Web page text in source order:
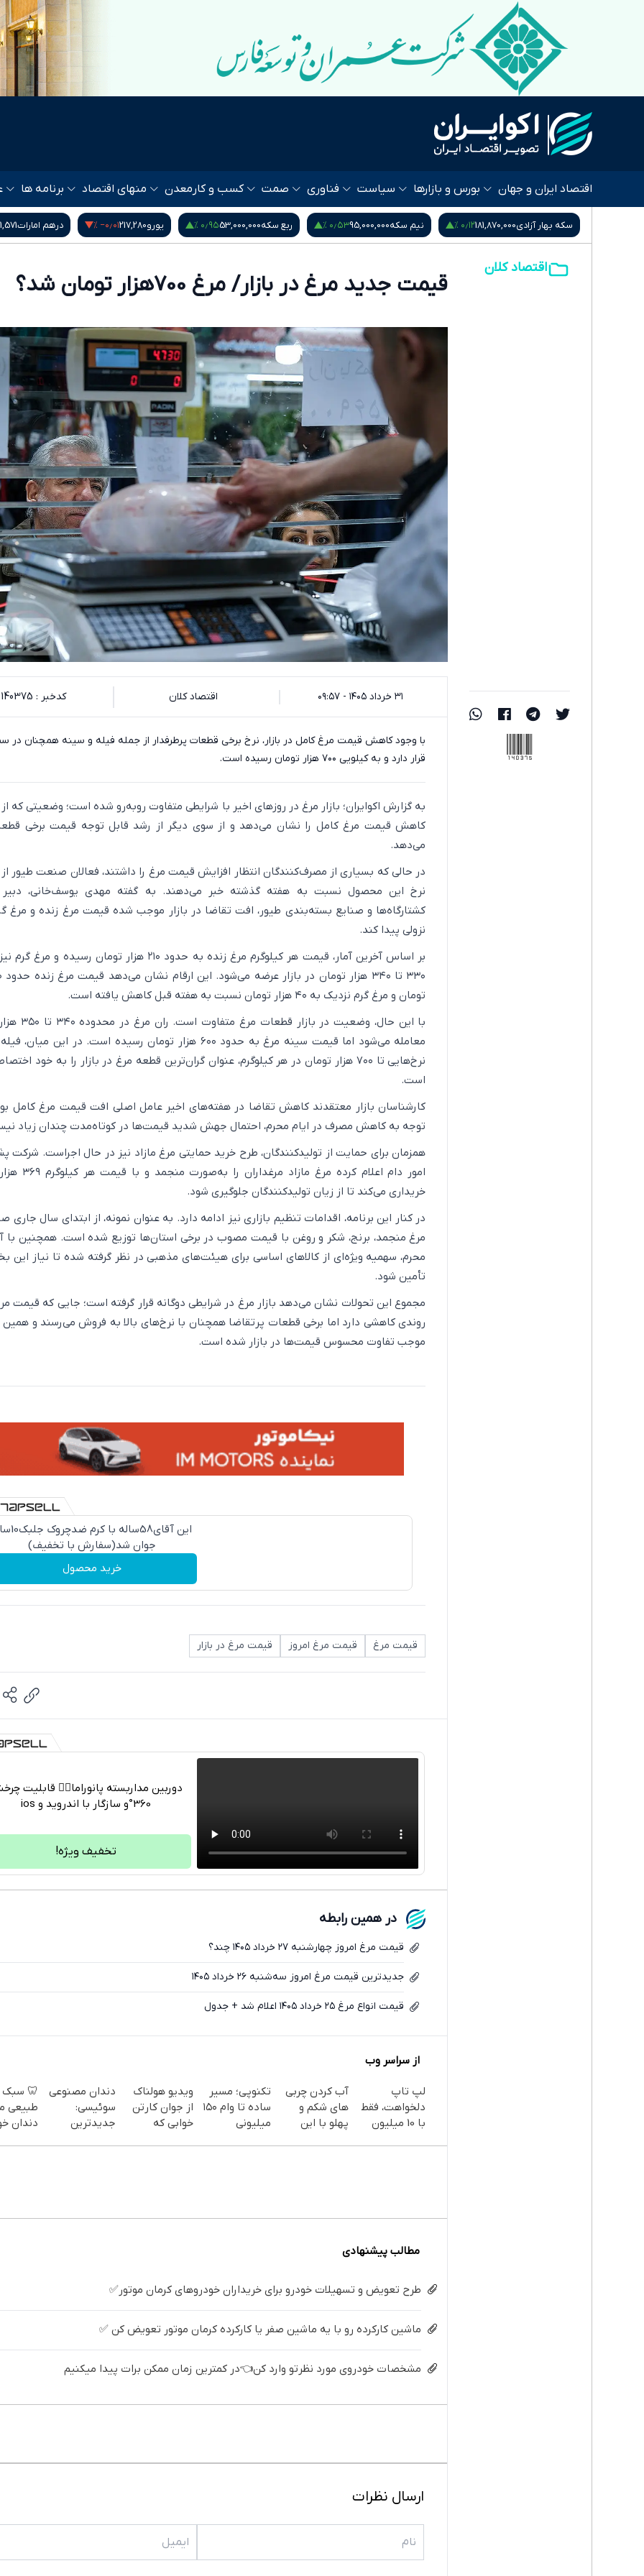
اقتصاد ایران و جهان بورس و بازارها سیاست فناوری صمت کسب و کار معدن منهای اقتصاد برنامه ها
نیم سکه95,000,000۰٫۵۳ % ربع سکه53,000,000۰٫۹۵ % 217,280‎−۰٫۰۱ % درهم امارات51,571۱٫۱۴ % بیت کوین64,528‎−۰٫۶۰ %
اقتصاد کلان
قیمت جدید مرغ در بازار/ مرغ 700هزار تومان شد؟
۳۱ خرداد ۱۴۰۵ - ۰۹:۵۷ اقتصاد کلان کدخبر : 140375
با وجود کاهش قیمت مرغ کامل در بازار، نرخ برخی قطعات پرطرفدار از جمله فیله و سینه همچنان در
قرار دارد و به کیلویی ۷۰۰ هزار تومان رسیده است.
به گزارش اکوایران؛ بازار مرغ در روزهای اخیر با شرایطی متفاوت روبه‌رو شده است؛ وضعیتی که
کاهش قیمت مرغ کامل را نشان می‌دهد و از سوی دیگر از رشد قابل توجه قیمت برخی
می‌دهد.
در حالی که بسیاری از مصرف‌کنندگان انتظار افزایش قیمت مرغ را داشتند، فعالان صنعت طیور
نرخ این محصول نسبت به هفته گذشته خبر می‌دهند. به گفته مهدی یوسف‌خانی، دبیر
کشتارگاه‌ها و صنایع بسته‌بندی طیور، افت تقاضا در بازار موجب شده قیمت مرغ زنده و مرغ
نزولی پیدا کند.
بر اساس آخرین آمار، قیمت هر کیلوگرم مرغ زنده به حدود ۲۱۰ هزار تومان رسیده
تومان و مرغ گرم نزدیک به ۴۰ هزار تومان نسبت به هفته قبل کاهش یافته است.
با این حال، وضعیت در
معامله می‌شود اما قیمت سینه مرغ به حدود ۶۰۰ هزار تومان رسیده است. در این
نرخ‌هایی تا ۷۰۰ هزار تومان در هر کیلوگرم، عنوان گران‌ترین قطعه مرغ در بازار را به خود
است.
کارشناسان بازار معتقدند کاهش تقاضا در هفته‌های اخیر عامل اصلی افت قیمت مرغ کامل
توجه به کاهش مصرف در ایام محرم، احتمال جهش شدید قیمت‌ها در کوتاه‌مدت چندان زیاد
همزمان برای حمایت از تولیدکنندگان، طرح خرید حمایتی مرغ مازاد نیز در حال اجراست. شرکت
امور دام اعلام کرده مرغ
خریداری می‌کند تا از زیان تولیدکنندگان جلوگیری شود.
در کنار این برنامه، اقدامات تنظیم بازاری نیز ادامه دارد. به عنوان نمونه، از ابتدای سال جاری
مرغ منجمد، برنج، شکر و روغن با قیمت مصوب در برخی استان‌ها توزیع شده است. همچنین با
محرم، سهمیه ویژه‌ای از کالاهای اساسی برای هیئت‌های مذهبی در نظر گرفته شده تا نیاز این
تأمین شود.
مجموع این تحولات نشان می‌دهد بازار مرغ در شرایطی دوگانه قرار گرفته است؛ جایی که قیمت
روندی کاهشی دارد اما برخی قطعات پرتقاضا همچنان با نرخ‌های بالا به فروش می‌رسند و
موجب تفاوت محسوس قیمت‌ها در بازار شده است.
این آقای58ساله
جوان شد(سفارش با تخفیف)
خرید محصول
قیمت مرغ قیمت مرغ امروز قیمت مرغ در بازار
تلگرام
فیسبوک
دوربین مداربسته پانوراما👈🏻 قابلیت
360°و سازگار با اندروید و ios
تخفیف ویژه!
در همین رابطه
قیمت مرغ امروز چهارشنبه ۲۷ خرداد ۱۴۰۵ چند؟
جدیدترین قیمت مرغ امروز سه‌شنبه ۲۶ خرداد ۱۴۰۵
قیمت انواع مرغ ۲۵ خرداد ۱۴۰۵ اعلام شد + جدول
از سراسر وب
لپ تاپ
دلخواهت، فقط
با 10 میلیون
آب کردن چربی
های شکم و
پهلو با این
تکنوپی؛ مسیر
ساده تا وام ۱۵۰
میلیونی
ویدیو هولناک
از جوان کارتن
خوابی که
دندان مصنوعی
سوئیسی:
جدیدترین
🦷 سبک
طبیعی
دندان
مطالب پیشنهادی
طرح تعویض و تسهیلات خودرو برای خریداران خودروهای کرمان موتور✅
ماشین کارکرده رو با یه ماشین صفر یا کارکرده کرمان موتور تعویض کن ✅
مشخصات خودروی مورد نظرتو وارد کن👈در کمترین زمان ممکن برات پیدا میکنیم
ارسال نظرات